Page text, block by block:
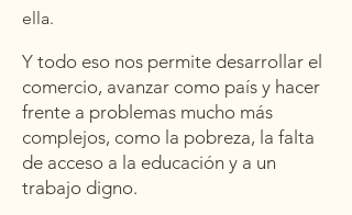
ella.
Y todo eso nos permite desarrollar el
comercio, avanzar como país y hacer
frente a problemas mucho más
complejos, como la pobreza, la falta
de acceso a la educación y a un
trabajo digno.